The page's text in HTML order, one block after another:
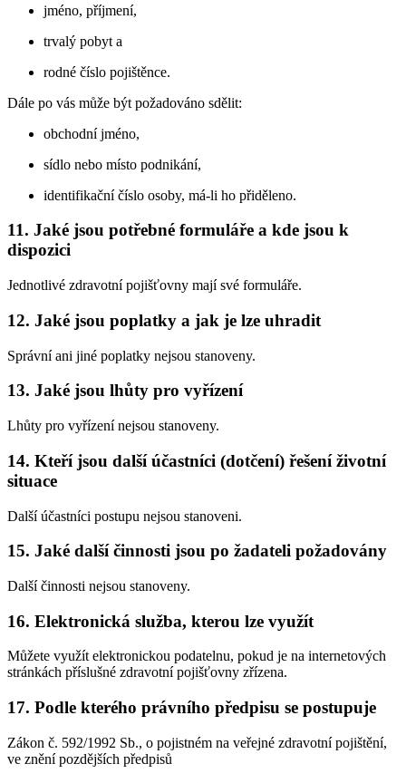
jméno, příjmení,
trvalý pobyt a
rodné číslo pojištěnce.
Dále po vás může být požadováno sdělit:
obchodní jméno,
sídlo nebo místo podnikání,
identifikační číslo osoby, má-li ho přiděleno.
11. Jaké jsou potřebné formuláře a kde jsou k
dispozici
Jednotlivé zdravotní pojišťovny mají své formuláře.
12. Jaké jsou poplatky a jak je lze uhradit
Správní ani jiné poplatky nejsou stanoveny.
13. Jaké jsou lhůty pro vyřízení
Lhůty pro vyřízení nejsou stanoveny.
14. Kteří jsou další účastníci (dotčení) řešení životní
situace
Další účastníci postupu nejsou stanoveni.
15. Jaké další činnosti jsou po žadateli požadovány
Další činnosti nejsou stanoveny.
16. Elektronická služba, kterou lze využít
Můžete využít elektronickou podatelnu, pokud je na internetových
stránkách příslušné zdravotní pojišťovny zřízena.
17. Podle kterého právního předpisu se postupuje
Zákon č. 592/1992 Sb., o pojistném na veřejné zdravotní pojištění,
ve znění pozdějších předpisů